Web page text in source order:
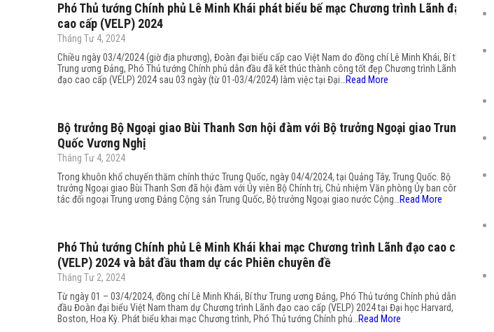
Phó Thủ tướng Chính phủ Lê Minh Khái phát biểu bế mạc Chương trình Lãnh đạo
cao cấp (VELP) 2024
Tháng Tư 4, 2024
Chiều ngày 03/4/2024 (giờ địa phương), Đoàn đại biểu cấp cao Việt Nam do đồng chí Lê Minh Khái, Bí thư
Trung ương Đảng, Phó Thủ tướng Chính phủ dẫn đầu đã kết thúc thành công tốt đẹp Chương trình Lãnh
đạo cao cấp (VELP) 2024 sau 03 ngày (từ 01-03/4/2024) làm việc tại Đại…
Read More
Bộ trưởng Bộ Ngoại giao Bùi Thanh Sơn hội đàm với Bộ trưởng Ngoại giao Trung
Quốc Vương Nghị
Tháng Tư 4, 2024
Trong khuôn khổ chuyến thăm chính thức Trung Quốc, ngày 04/4/2024, tại Quảng Tây, Trung Quốc. Bộ
trưởng Ngoại giao Bùi Thanh Sơn đã hội đàm với Ủy viên Bộ Chính trị, Chủ nhiệm Văn phòng Ủy ban công
tác đối ngoại Trung ương Đảng Cộng sản Trung Quốc, Bộ trưởng Ngoại giao nước Cộng…
Read More
Phó Thủ tướng Chính phủ Lê Minh Khái khai mạc Chương trình Lãnh đạo cao cấp
(VELP) 2024 và bắt đầu tham dự các Phiên chuyên đề
Tháng Tư 2, 2024
Từ ngày 01 – 03/4/2024, đồng chí Lê Minh Khái, Bí thư Trung ương Đảng, Phó Thủ tướng Chính phủ dẫn
đầu Đoàn đại biểu Việt Nam tham dự Chương trình Lãnh đạo cao cấp (VELP) 2024 tại Đại học Harvard,
Boston, Hoa Kỳ. Phát biểu khai mạc Chương trình, Phó Thủ tướng Chính phủ…
Read More